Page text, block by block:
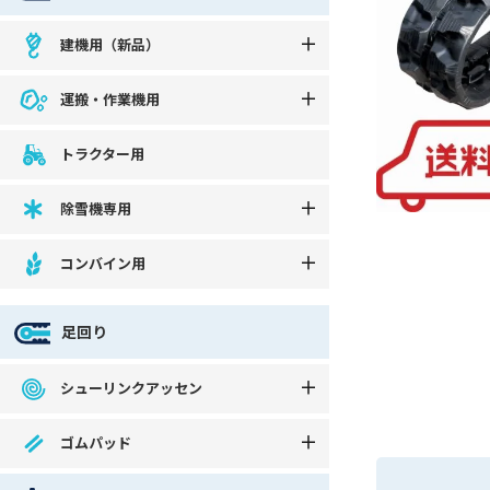
建機用（新品）
運搬・作業機用
トラクター用
除雪機専用
コンバイン用
足回り
シューリンクアッセン
ゴムパッド